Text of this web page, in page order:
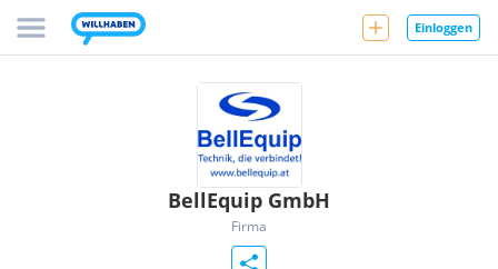
Einloggen
BellEquip GmbH
Firma